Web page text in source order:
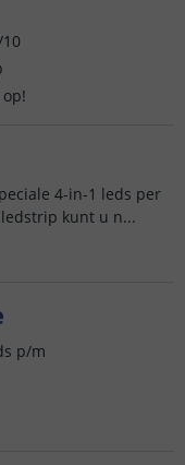
4-in-1 leds per
kunt u n...
p/m